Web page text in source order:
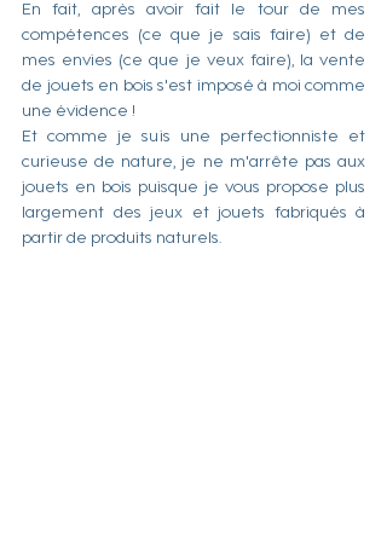
En fait, après avoir fait le tour de mes
compétences (ce que je sais faire) et de
mes envies (ce que je veux faire), la vente
de jouets en bois s'est imposé à moi comme
une évidence !
Et comme je suis une perfectionniste et
curieuse de nature, je ne m'arrête pas aux
jouets en bois puisque je vous propose plus
largement des jeux et jouets fabriqués à
partir de produits naturels.